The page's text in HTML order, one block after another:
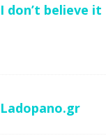
I don’t believe it
Ladopano.gr